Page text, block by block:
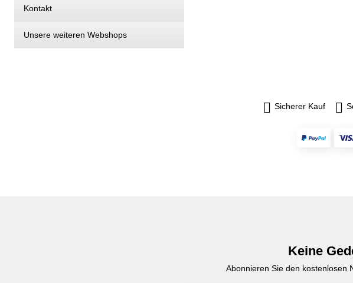
Kontakt
Unsere weiteren Webshops
Sicherer Kauf
Keine
Abonnieren Sie den kostenlosen